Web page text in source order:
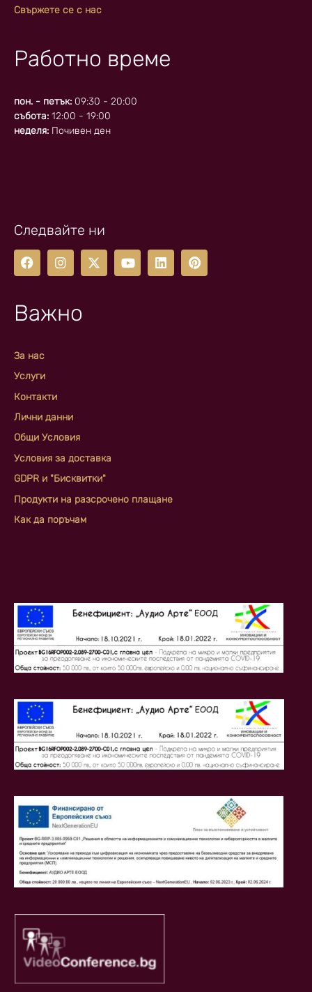
Свържете се с нас
Работно време
пон. - петък: 09:30 - 20:00
събота: 12:00 - 19:00
неделя: Почивен ден
Следвайте ни
Важно
За нас
Услуги
Контакти
Лични данни
Общи Условия
Условия за доставка
GDPR и "Бисквитки"
Продукти на разсрочено плащане
Как да поръчам